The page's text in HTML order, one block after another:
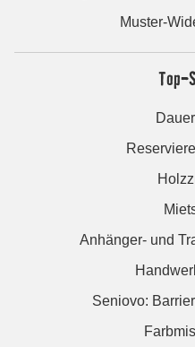
Muster-
Top-
Anhänger- und
Seniovo: